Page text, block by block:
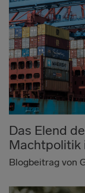
Das Elend
Machtpolitik
Blogbeitrag von